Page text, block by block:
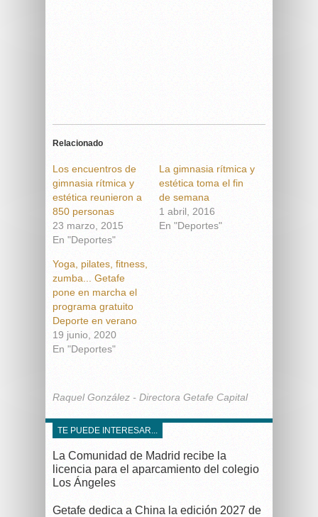
Relacionado
Los encuentros de
gimnasia rítmica y
estética reunieron a
850 personas
23 marzo, 2015
En "Deportes"
La gimnasia rítmica y
estética toma el fin
de semana
1 abril, 2016
En "Deportes"
Yoga, pilates, fitness,
zumba... Getafe
pone en marcha el
programa gratuito
Deporte en verano
19 junio, 2020
En "Deportes"
Raquel González - Directora Getafe Capital
TE PUEDE INTERESAR...
La Comunidad de Madrid recibe la
licencia para el aparcamiento del colegio
Los Ángeles
Getafe dedica a China la edición 2027 de